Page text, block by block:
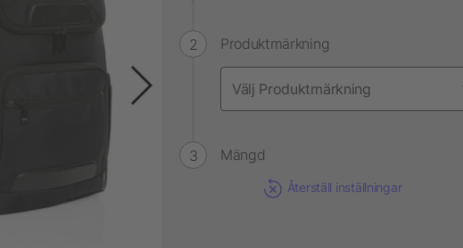
Produktmärkning
Mängd
Återställ inställningar